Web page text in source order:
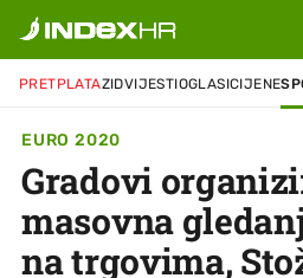
PRETPLATAZIDVIJESTIOGLASICIJENE
EURO 2020
Gradovi
masovna
na trgovima,